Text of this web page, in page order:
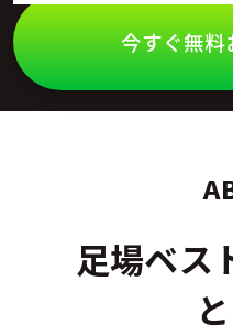
今すぐ無料
足場ベス